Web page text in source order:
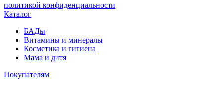
политикой конфиденциальности
Каталог
БАДы
Витамины и минералы
Косметика и гигиена
Мама и дитя
Покупателям